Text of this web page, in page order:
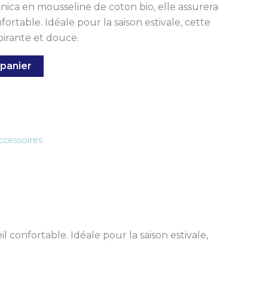
en mousseline de coton bio, elle assurera
Idéale pour la saison estivale, cette
et douce.
confortable. Idéale pour la saison estivale,